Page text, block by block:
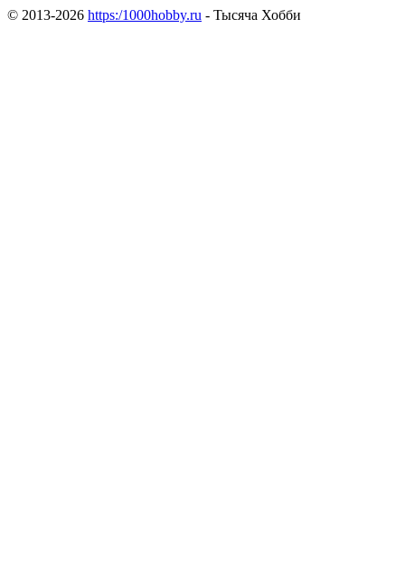
© 2013-2026 https:/1000hobby.ru - Тысяча Хобби